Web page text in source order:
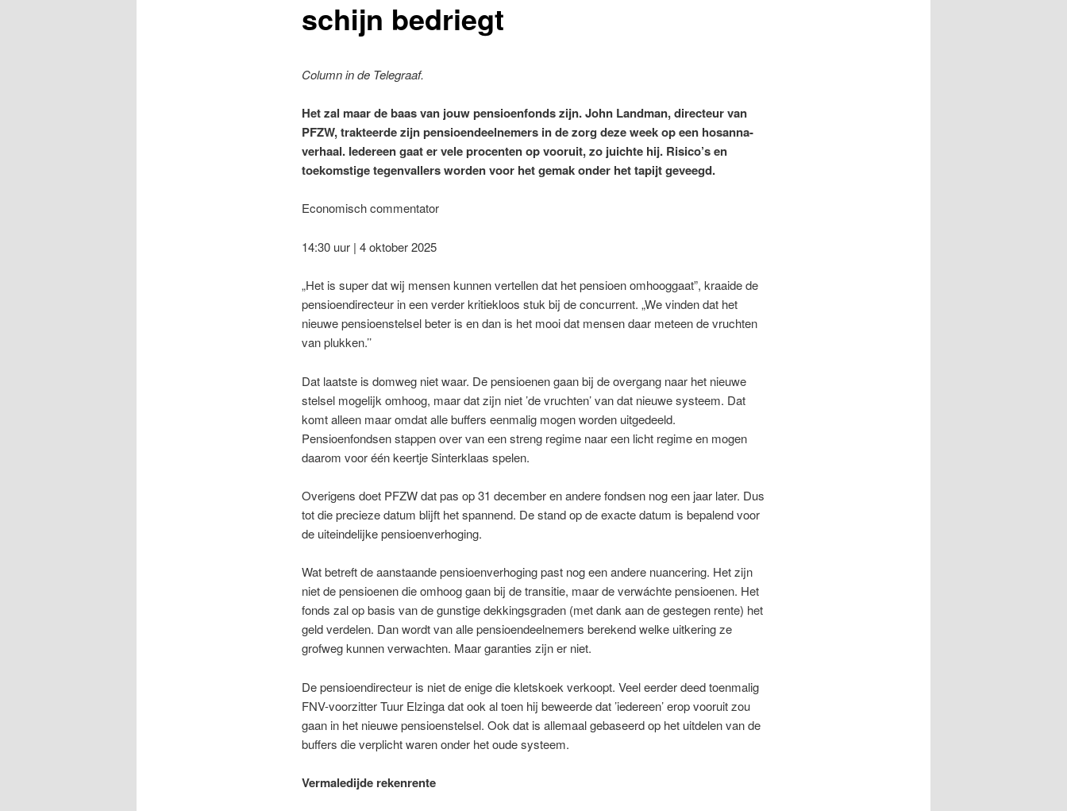
schijn bedriegt
Column in de Telegraaf.
Het zal maar de baas van jouw pensioenfonds zijn. John Landman, directeur van
PFZW, trakteerde zijn pensioendeelnemers in de zorg deze week op een hosanna-
verhaal. Iedereen gaat er vele procenten op vooruit, zo juichte hij. Risico’s en
toekomstige tegenvallers worden voor het gemak onder het tapijt geveegd.
Economisch commentator
14:30 uur | 4 oktober 2025
„Het is super dat wij mensen kunnen vertellen dat het pensioen omhooggaat”, kraaide de
pensioendirecteur in een verder kritiekloos stuk bij de concurrent. „We vinden dat het
nieuwe pensioenstelsel beter is en dan is het mooi dat mensen daar meteen de vruchten
van plukken.’’
Dat laatste is domweg niet waar. De pensioenen gaan bij de overgang naar het nieuwe
stelsel mogelijk omhoog, maar dat zijn niet ’de vruchten’ van dat nieuwe systeem. Dat
komt alleen maar omdat alle buffers eenmalig mogen worden uitgedeeld.
Pensioenfondsen stappen over van een streng regime naar een licht regime en mogen
daarom voor één keertje Sinterklaas spelen.
Overigens doet PFZW dat pas op 31 december en andere fondsen nog een jaar later. Dus
tot die precieze datum blijft het spannend. De stand op de exacte datum is bepalend voor
de uiteindelijke pensioenverhoging.
Wat betreft de aanstaande pensioenverhoging past nog een andere nuancering. Het zijn
niet de pensioenen die omhoog gaan bij de transitie, maar de verwáchte pensioenen. Het
fonds zal op basis van de gunstige dekkingsgraden (met dank aan de gestegen rente) het
geld verdelen. Dan wordt van alle pensioendeelnemers berekend welke uitkering ze
grofweg kunnen verwachten. Maar garanties zijn er niet.
De pensioendirecteur is niet de enige die kletskoek verkoopt. Veel eerder deed toenmalig
FNV-voorzitter Tuur Elzinga dat ook al toen hij beweerde dat ’iedereen’ erop vooruit zou
gaan in het nieuwe pensioenstelsel. Ook dat is allemaal gebaseerd op het uitdelen van de
buffers die verplicht waren onder het oude systeem.
Vermaledijde rekenrente